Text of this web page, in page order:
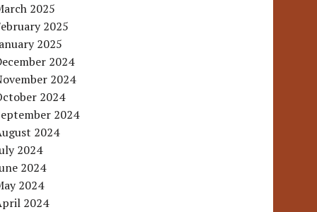
2025
2025
2025
2024
2024
2024
2024
2024
2024
2024
2024
2024